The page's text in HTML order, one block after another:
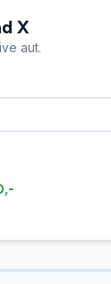
X
aut.